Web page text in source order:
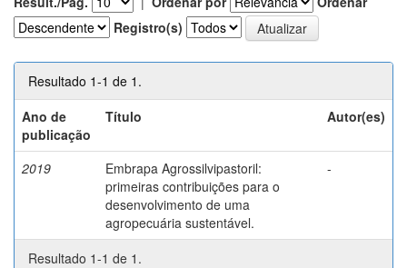
Registro(s)
Resultado 1-1 de 1.
Ano de
publicação
Título Autor(es)
2019
Embrapa Agrossilvipastoril:
primeiras contribuições para o
desenvolvimento de uma
agropecuária sustentável.
-
Resultado 1-1 de 1.